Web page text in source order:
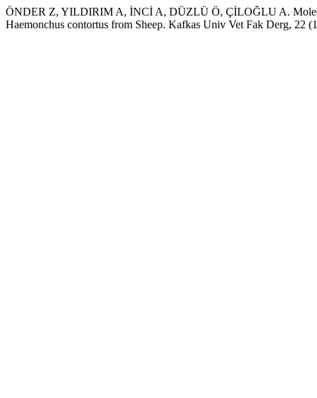
ÖNDER Z, YILDIRIM A, İNCİ A, DÜZLÜ Ö, ÇİLOĞLU A.
Haemonchus contortus from Sheep. Kafkas Univ Vet Fak Derg, 22